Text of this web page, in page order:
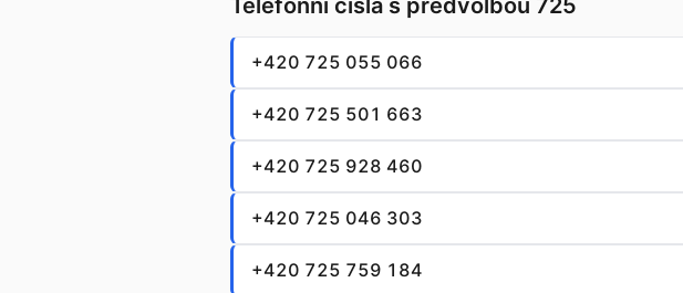
Telefonní čísla s předvolbou 725
+420 725 055 066
+420 725 501 663
+420 725 928 460
+420 725 046 303
+420 725 759 184